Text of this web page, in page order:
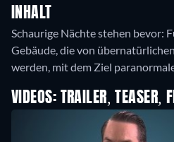
INHALT
Schaurige Nächte stehen bevor:
Gebäude, die von
werden, mit dem Ziel
VIDEOS: TRAILER, TEASER,